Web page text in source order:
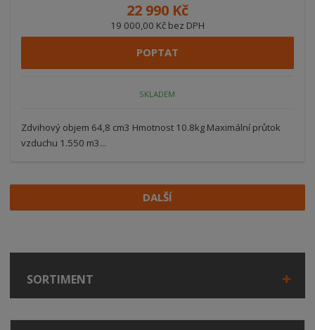
22 990 Kč
19 000,00 Kč bez DPH
POPTAT
SKLADEM
Zdvihový objem 64,8 cm3 Hmotnost 10.8kg Maximální průtok
vzduchu 1.550 m3...
DALŠÍ
SORTIMENT